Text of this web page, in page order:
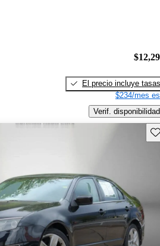
El precio incluye tasas
$234/mes
Verif. disponibilidad